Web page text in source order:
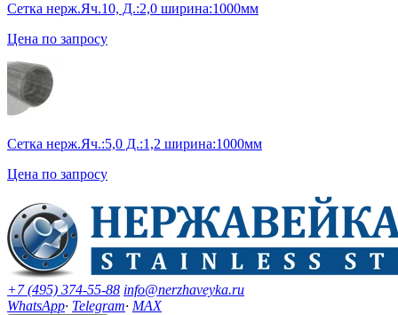
Сетка нерж.Яч.10, Д.:2,0 ширина:1000мм
Цена по запросу
Сетка нерж.Яч.:5,0 Д.:1,2 ширина:1000мм
Цена по запросу
+7 (495) 374-55-88 info@nerzhaveyka.ru
WhatsApp· Telegram· MAX